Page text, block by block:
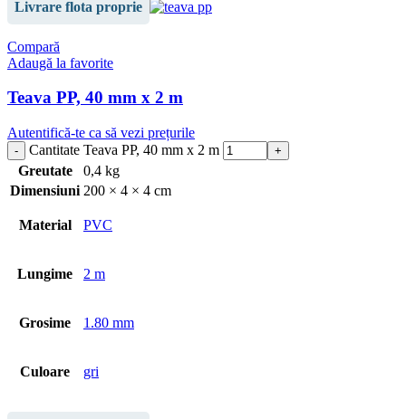
Livrare flota proprie
Compară
Adaugă la favorite
Teava PP, 40 mm x 2 m
Autentifică-te ca să vezi prețurile
Cantitate Teava PP, 40 mm x 2 m
Greutate
0,4 kg
Dimensiuni 200 × 4 × 4 cm
Material PVC
Lungime 2 m
Grosime 1.80 mm
Culoare gri